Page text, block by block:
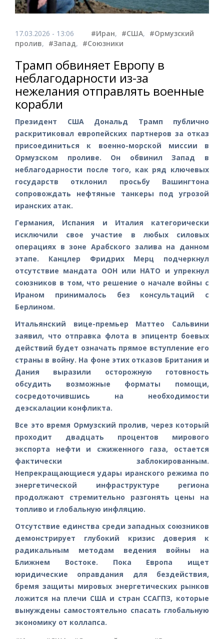
17.03.2026 - 13:06 #Иран, #США, #Ормузский
пролив, #Запад, #Союзники
Трамп обвиняет Европу в
неблагодарности из-за
нежелания отправлять военные
корабли
Президент США Дональд Трамп публично
раскритиковал европейских партнеров за отказ
присоединиться к военно-морской миссии в
Ормузском проливе. Он обвинил Запад в
неблагодарности после того, как ряд ключевых
государств отклонил просьбу Вашингтона
сопровождать нефтяные танкеры под угрозой
иранских атак.
Германия, Испания и Италия категорически
исключили свое участие в любых силовых
операциях в зоне Арабского залива на данном
этапе. Канцлер Фридрих Мерц подчеркнул
отсутствие мандата ООН или НАТО и упрекнул
союзников в том, что решение о начале войны с
Ираном принималось без консультаций с
Берлином.
Итальянский вице-премьер Маттео Сальвини
заявил, что отправка флота в эпицентр боевых
действий будет означать прямое вступление его
страны в войну. На фоне этих отказов Британия и
Дания выразили осторожную готовность
обсудить возможные форматы помощи,
сосредоточившись на необходимости
деэскалации конфликта.
Все это время Ормузский пролив, через который
проходит двадцать процентов мирового
экспорта нефти и сжиженного газа, остается
фактически заблокированным.
Непрекращающиеся удары иранского режима по
энергетической инфраструктуре региона
продолжают стремительно разгонять цены на
топливо и глобальную инфляцию.
Отсутствие единства среди западных союзников
демонстрирует глубокий кризис доверия к
радикальным методам ведения войны на
Ближнем Востоке. Пока Европа ищет
юридические оправдания для бездействия,
бремя защиты мировых энергетических рынков
ложится на плечи США и стран ССАГПЗ, которые
вынуждены самостоятельно спасать глобальную
экономику от коллапса.